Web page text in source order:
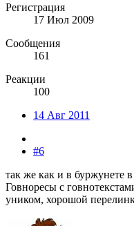
Регистрация
17 Июл 2009
Сообщения
161
Реакции
100
14 Авг 2011
#6
так же как и в буржунете
Говноресы с
уником, хорошой